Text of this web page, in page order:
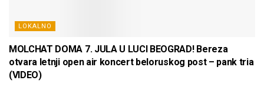
LOKALNO
MOLCHAT DOMA 7. JULA U LUCI BEOGRAD! Bereza
otvara letnji open air koncert beloruskog post – pank tria
(VIDEO)